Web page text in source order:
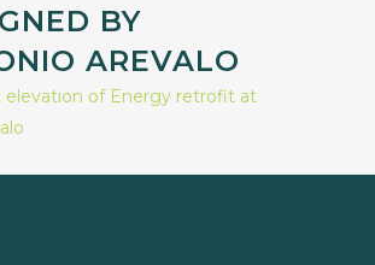
BY
AREVALO